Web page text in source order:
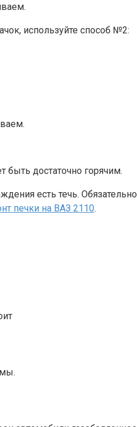
используйте способ №2:
быть достаточно горячим.
есть течь.
печки на ВАЗ 2110.